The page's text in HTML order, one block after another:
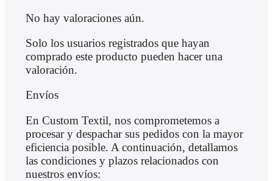
No hay valoraciones aún.
Solo los usuarios registrados que hayan
comprado este producto pueden hacer una
valoración.
Envíos
En Custom Textil, nos comprometemos a
procesar y despachar sus pedidos con la mayor
eficiencia posible. A continuación, detallamos
las condiciones y plazos relacionados con
nuestros envíos: